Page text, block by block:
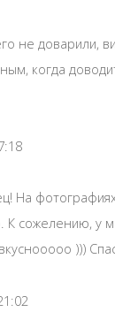
не доварили,
когда
На
К сожелению, у
)))